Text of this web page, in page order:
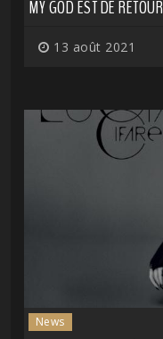
MY GOD EST DE RETOUR
13 août 2021
News